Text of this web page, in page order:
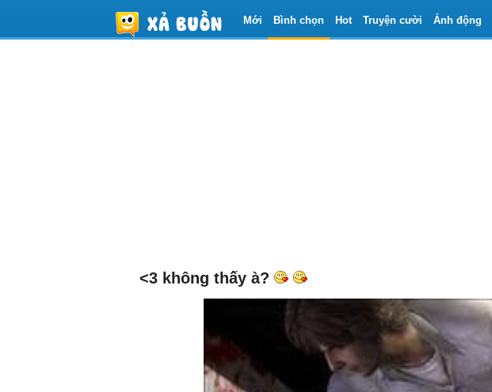
Mới Bình chọn Hot Truyện cười Ảnh động
<3 không thấy à?